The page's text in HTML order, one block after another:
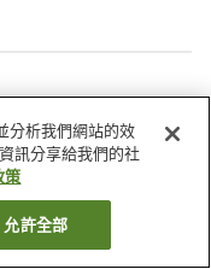
過敏）飲食需求
善
分析我們網站的效
訊分享給我們的社
策
允許全部